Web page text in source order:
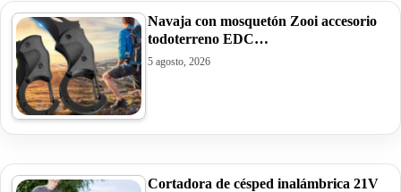
Navaja con mosquetón Zooi accesorio
todoterreno EDC…
5 agosto, 2026
Cortadora de césped inalámbrica 21V